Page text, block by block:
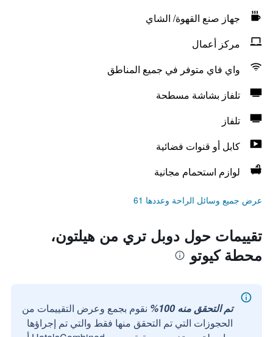
جهاز صنع القهوة/ الشاي
مركز أعمال
واي فاي متوفر في جميع المناطق
تلفاز بشاشة مسطحة
تلفاز
كابل أو قنوات فضائية
لوازم استحمام مجانية
عرض جميع وسائل الراحة وعددها 61
تقييمات حول دوبل تري من هيلتون،
محطة كيوتو
تم التحقق منه 100%
نقوم بجمع وعرض التقييمات من
الحجوزات التي تم التحقق منها فقط والتي تم إجراؤها